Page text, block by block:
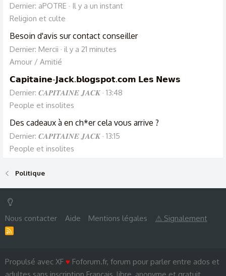
Dernier: aPOTRE
Il y a un instant
Religion et culte
Besoin d'avis sur contact conseiller
Dernier: Mercii
il y a 21 minutes
Amour / Amitié
𝗖𝗮𝗽𝗶𝘁𝗮𝗶𝗻𝗲-𝗝𝗮𝗰𝗸.𝗯𝗹𝗼𝗴𝘀𝗽𝗼𝘁.𝗰𝗼𝗺 𝗟𝗲𝘀 𝗡𝗲𝘄𝘀
Dernier: 𝑪𝑨𝑷𝑰𝑻𝑨𝑰𝑵𝑬 𝑱𝑨𝑪𝑲 13:48
People et insolites
Des cadeaux à en ch*er cela vous arrive ?
Dernier: 𝑪𝑨𝑷𝑰𝑻𝑨𝑰𝑵𝑬 𝑱𝑨𝑪𝑲 13:15
People et insolites
Politique
Nous contacter Aide Mentions légales ⚠ Signalement
Propulsé avec XF ♥ Foforum.fr, forum pour parler entre ados et